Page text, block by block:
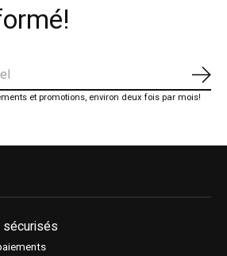
et promotions, environ deux fois par mois!
sécurisés